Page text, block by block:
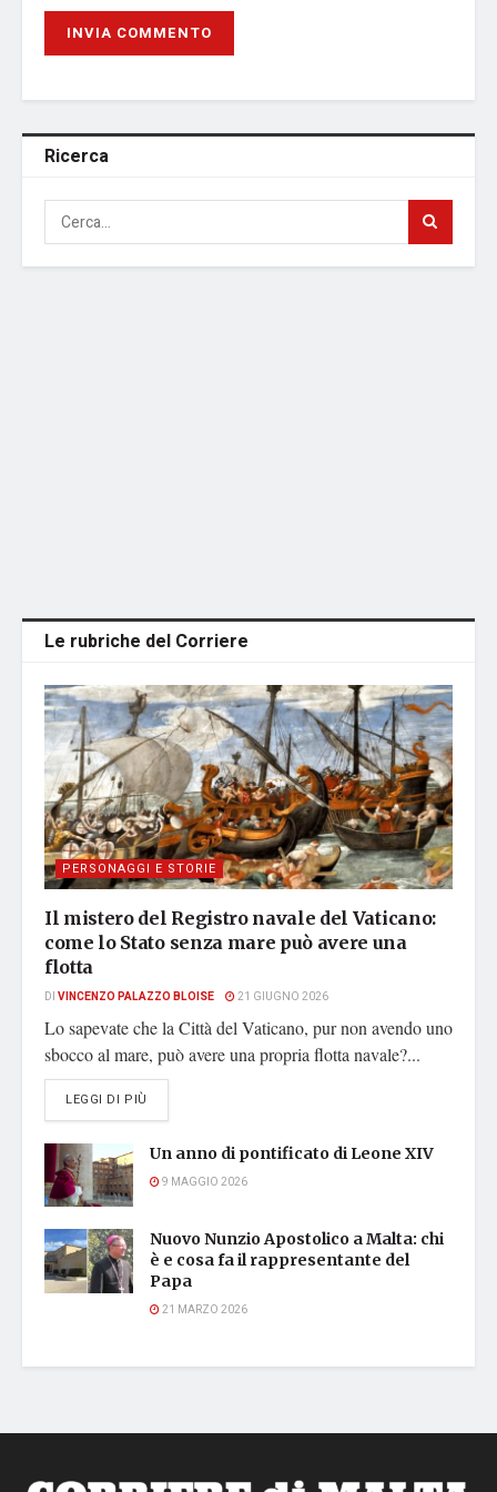
Ricerca
Le rubriche del Corriere
PERSONAGGI E STORIE
Il mistero del Registro navale del Vaticano:
come lo Stato senza mare può avere una
flotta
DI VINCENZO PALAZZO BLOISE 21 GIUGNO 2026
Lo sapevate che la Città del Vaticano, pur non avendo uno
sbocco al mare, può avere una propria flotta navale?...
LEGGI DI PIÙ
Un anno di pontificato di Leone XIV
9 MAGGIO 2026
Nuovo Nunzio Apostolico a Malta: chi
è e cosa fa il rappresentante del
Papa
21 MARZO 2026